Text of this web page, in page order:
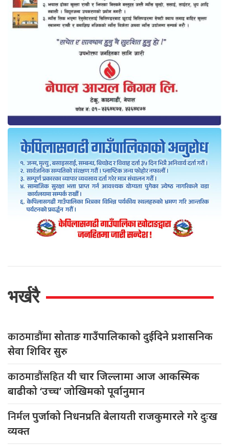
भर्खरै
काठमाडौंमासोताङ गाउँपालिकाको दुईदिने प्रशासनिक
सेवा शिविर सुरु
काठमाडौंसहितयी चार जिल्लामा आज आकस्मिक
बाढीको ‘उच्च’ जोखिमको पूर्वानुमान
निर्मलपुर्जाको निधनप्रति बेलायती राजकुमारले गरे दुःख
व्यक्त